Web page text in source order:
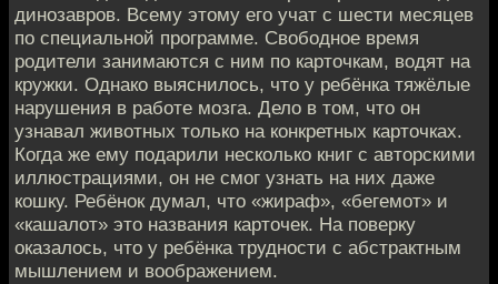
динозавров. Всему этому его учат с шести месяцев
по специальной программе. Свободное время
родители занимаются с ним по карточкам, водят на
кружки. Однако выяснилось, что у ребёнка тяжёлые
нарушения в работе мозга. Дело в том, что он
узнавал животных только на конкретных карточках.
Когда же ему подарили несколько книг с авторскими
иллюстрациями, он не смог узнать на них даже
кошку. Ребёнок думал, что «жираф», «бегемот» и
«кашалот» это названия карточек. На поверку
оказалось, что у ребёнка трудности с абстрактным
мышлением и воображением.